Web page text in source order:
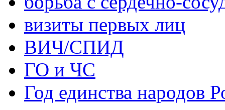
визиты первых лиц
ВИЧ/СПИД
ГО и ЧС
Год единства народов